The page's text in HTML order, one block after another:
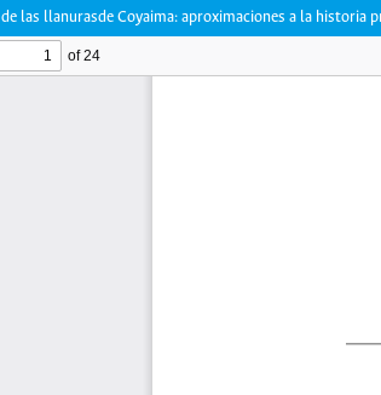
las llanurasde Coyaima: aproximaciones a la historia